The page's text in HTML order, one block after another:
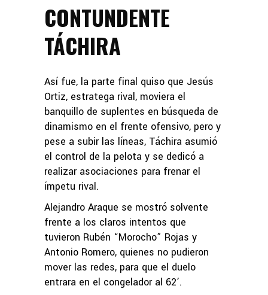
CONTUNDENTE
TÁCHIRA
Así fue, la parte final quiso que Jesús
Ortiz, estratega rival, moviera el
banquillo de suplentes en búsqueda de
dinamismo en el frente ofensivo, pero y
pese a subir las líneas, Táchira asumió
el control de la pelota y se dedicó a
realizar asociaciones para frenar el
ímpetu rival.
Alejandro Araque se mostró solvente
frente a los claros intentos que
tuvieron Rubén “Morocho” Rojas y
Antonio Romero, quienes no pudieron
mover las redes, para que el duelo
entrara en el congelador al 62’.